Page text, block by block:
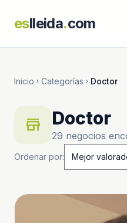
eslleida.com
Inicio chevron_right Categorías chevron_right Doctor
store Doctor
29 negocios
Ordenar por: